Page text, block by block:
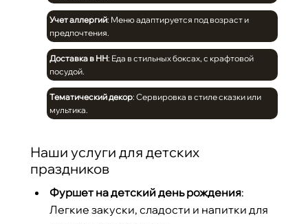
Учет аллергий: Меню адаптируется под возраст и
предпочтения.
Доставка в НН: Еда в стильных боксах, с крафтовой
посудой.
Тематический декор: Сервировка в стиле сказки или
мультика.
Наши услуги для детских
праздников
Фуршет на детский день рождения:
Легкие закуски, сладости и напитки для